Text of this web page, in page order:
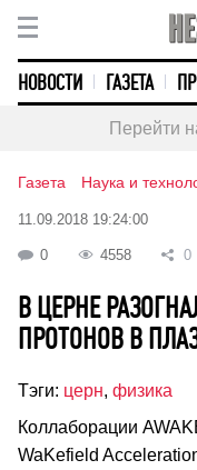
НОВОСТИ ГАЗЕТА
Перейти
Газета Наука и
11.09.2018 19:24:00
0 4558 0
В ЦЕРНЕ
ПРОТОНОВ В
Тэги: церн, физика
Коллаборации
WaKefield